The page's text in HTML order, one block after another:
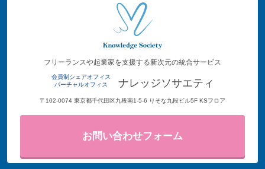
フリーランスや起業家を支援する新次元の統合サービス
会員制シェアオフィス
バーチャルオフィス
ナレッジソサエティ
〒102-0074 東京都千代田区九段南1-5-6 りそな九段ビル5F KSフロア
お問い合わせフォーム